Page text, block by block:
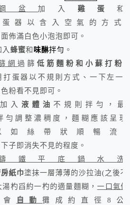
盆加入 雞蛋
蛋器以含入空氣的方式
佈滿白色小泡泡即可。
入蜂蜜和 味醂拌勻 。
網過篩低筋麵粉和小蘇打粉
打蛋器以不規則方式、一下左一
粉看不見即可。
入液體油 不規則拌勻，
勻調整濃稠度，麵糊應該呈
如絲帶狀順暢流
子即消失不見的程度。
鐵平底鍋水
紙巾塗抹一層薄薄的沙拉油(之後
湯杓舀約一杓的適量麵糊，一口氣倒
自動 攤成約直徑8